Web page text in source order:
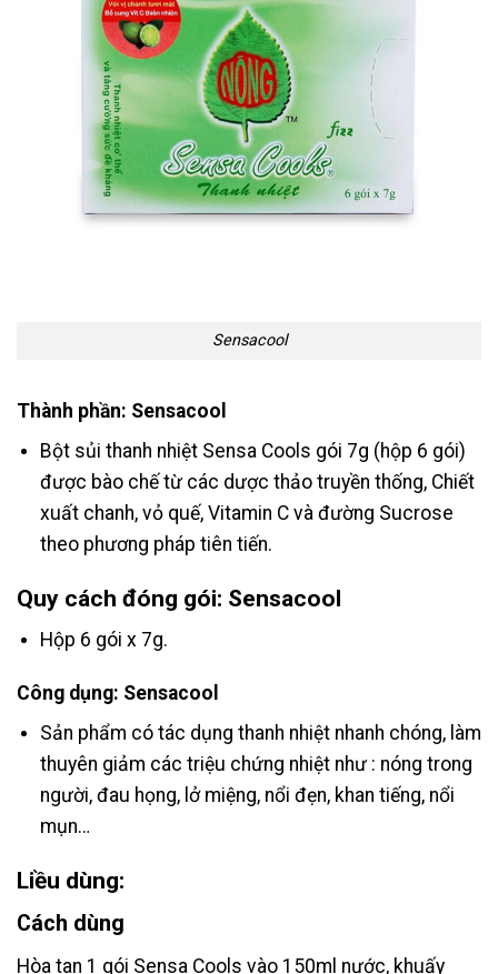
Sensacool
Thành phần: Sensacool
Bột sủi thanh nhiệt Sensa Cools gói 7g (hộp 6 gói)
được bào chế từ các dược thảo truyền thống, Chiết
xuất chanh, vỏ quế, Vitamin C và đường Sucrose
theo phương pháp tiên tiến.
Quy cách đóng gói: Sensacool
Hộp 6 gói x 7g.
Công dụng: Sensacool
Sản phẩm có tác dụng thanh nhiệt nhanh chóng, làm
thuyên giảm các triệu chứng nhiệt như : nóng trong
người, đau họng, lở miệng, nổi đẹn, khan tiếng, nổi
mụn…
Liều dùng:
Cách dùng
Hòa tan 1 gói Sensa Cools vào 150ml nước, khuấy